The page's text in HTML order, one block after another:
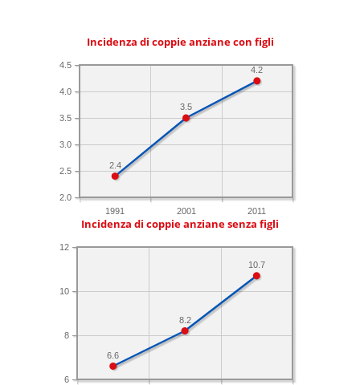
Incidenza di coppie anziane con figli
1991 2001 2011
2.0
2.5
3.0
3.5
4.0
4.5
4.2
3.5
2.4
Incidenza di coppie anziane senza figli
6
8
10
12
10.7
8.2
6.6